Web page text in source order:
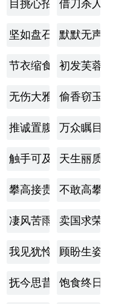
目挑心招 借刀杀人
坚如盘石 默默无声
节衣缩食 初发芙蓉
无伤大雅 偷香窃玉
推诚置腹 万众瞩目
触手可及 天生丽质
攀高接贵 不敢高攀
凄风苦雨 卖国求荣
我见犹怜 顾盼生姿
抚今思昔 饱食终日